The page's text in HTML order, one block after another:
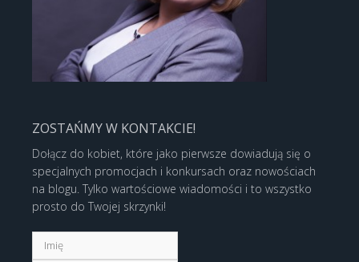
ZOSTAŃMY W KONTAKCIE!
Dołącz do kobiet, które jako pierwsze dowiadują się o
specjalnych promocjach i konkursach oraz nowościach
na blogu. Tylko wartościowe wiadomości i to wszystko
prosto do Twojej skrzynki!